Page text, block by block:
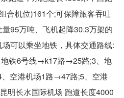
合机位)161个;可保障旅客吞吐
95万吨、飞机起降30.3万架的
可以乘坐地铁，具体交通路线:
铁6号线→k17路→25路;3、地
空港机场1路→47路;5、空港
明长水国际机场 跑道长度4000